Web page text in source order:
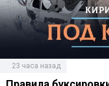
23 часа назад